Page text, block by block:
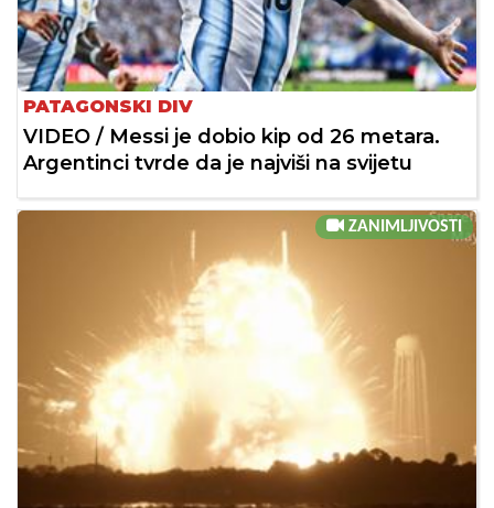
PATAGONSKI DIV
VIDEO / Messi je dobio kip od 26 metara.
Argentinci tvrde da je najviši na svijetu
ZANIMLJIVOSTI